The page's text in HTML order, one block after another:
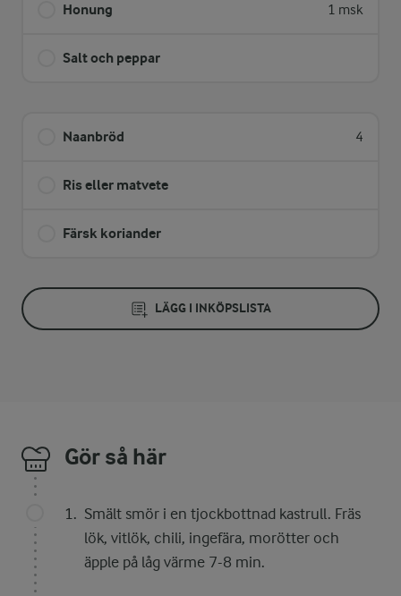
Honung 1 msk
Salt och peppar
Naanbröd 4
Ris eller matvete
Färsk koriander
LÄGG I INKÖPSLISTA
Gör så här
Smält smör i en tjockbottnad kastrull. Fräs
lök, vitlök, chili, ingefära, morötter och
äpple på låg värme 7-8 min.